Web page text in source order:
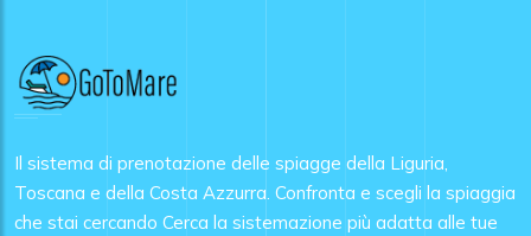
Il sistema di prenotazione delle spiagge della Liguria,
Toscana e della Costa Azzurra. Confronta e scegli la spiaggia
che stai cercando Cerca la sistemazione più adatta alle tue